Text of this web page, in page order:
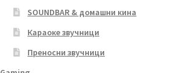
SOUNDBAR & домашни кина
Караоке звучници
Преносни звучници